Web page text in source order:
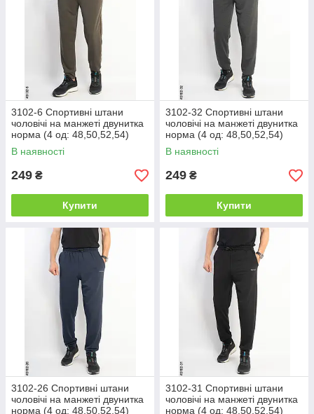
3102-6 Спортивні штани
чоловічі на манжеті двунитка
норма (4 од: 48,50,52,54)
В наявності
249 ₴
Купити
3102-32 Спортивні штани
чоловічі на манжеті двунитка
норма (4 од: 48,50,52,54)
В наявності
249 ₴
Купити
3102-26 Спортивні штани
чоловічі на манжеті двунитка
норма (4 од: 48,50,52,54)
3102-31 Спортивні штани
чоловічі на манжеті двунитка
норма (4 од: 48,50,52,54)